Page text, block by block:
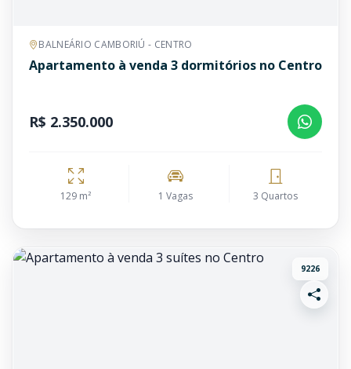
BALNEÁRIO CAMBORIÚ - CENTRO
Apartamento à venda 3 dormitórios no Centro
R$ 2.350.000
129 m² 1 Vagas 3 Quartos
9226